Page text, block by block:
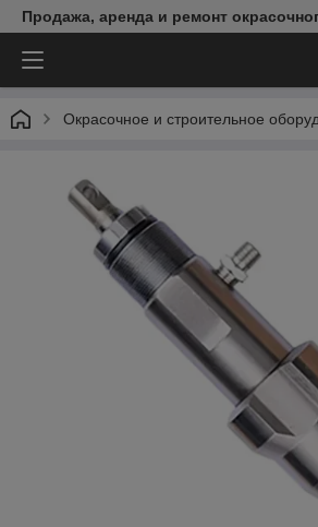
Продажа, аренда и ремонт
Окрасочное и строительное